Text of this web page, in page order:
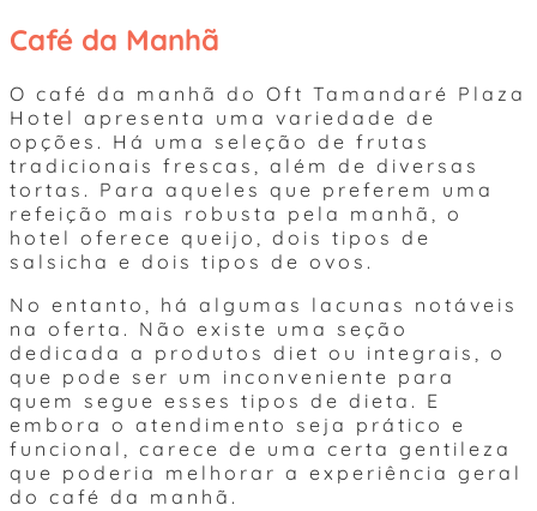
Café da Manhã
O café da manhã do Oft Tamandaré Plaza
Hotel apresenta uma variedade de
opções. Há uma seleção de frutas
tradicionais frescas, além de diversas
tortas. Para aqueles que preferem uma
refeição mais robusta pela manhã, o
hotel oferece queijo, dois tipos de
salsicha e dois tipos de ovos.
No entanto, há algumas lacunas notáveis
na oferta. Não existe uma seção
dedicada a produtos diet ou integrais, o
que pode ser um inconveniente para
quem segue esses tipos de dieta. E
embora o atendimento seja prático e
funcional, carece de uma certa gentileza
que poderia melhorar a experiência geral
do café da manhã.